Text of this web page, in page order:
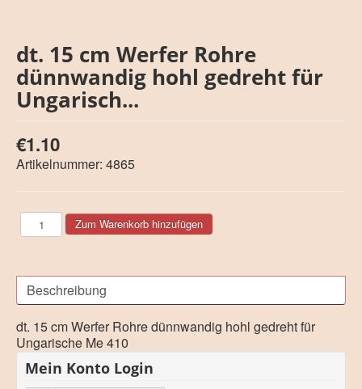
dt. 15 cm Werfer Rohre
dünnwandig hohl gedreht für
Ungarisch...
€1.10
Artikelnummer: 4865
Beschreibung
dt. 15 cm Werfer Rohre dünnwandig hohl gedreht für
Ungarische Me 410
Mein Konto Login